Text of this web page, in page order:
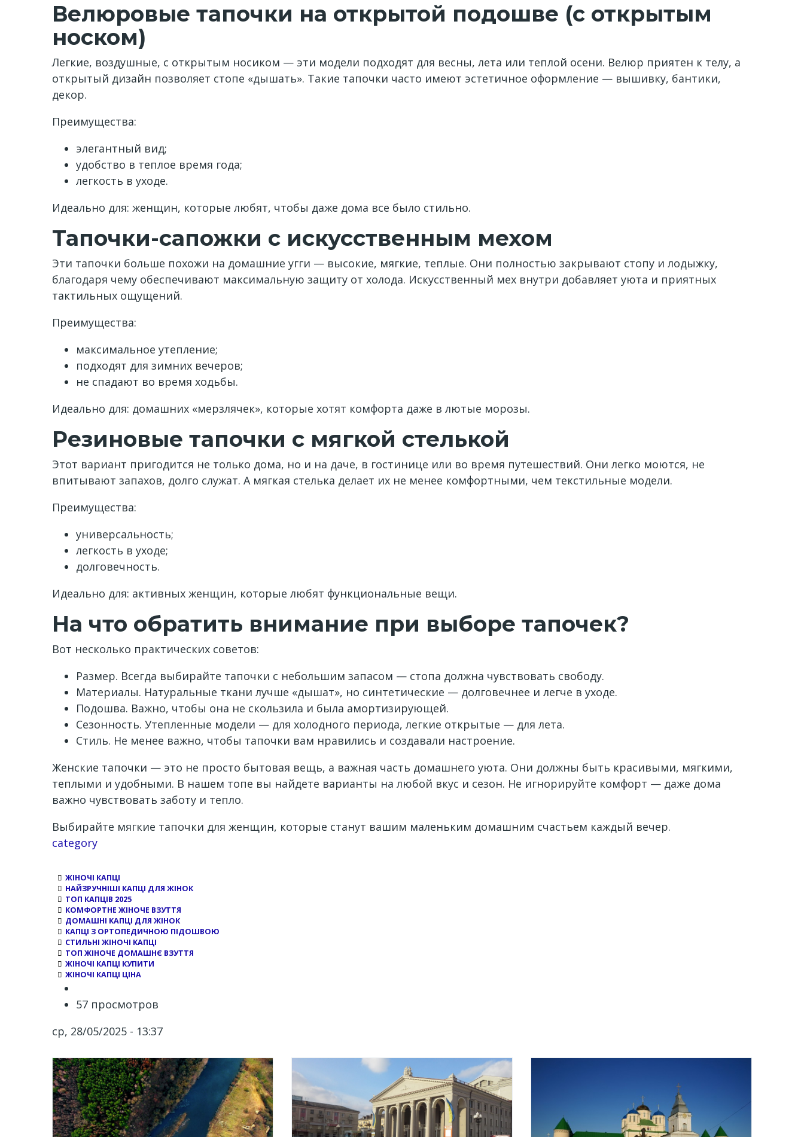
Велюровые тапочки на открытой подошве (с открытым
носком)
Легкие, воздушные, с открытым носиком — эти модели подходят для весны, лета или теплой осени. Велюр приятен к телу, а
открытый дизайн позволяет стопе «дышать». Такие тапочки часто имеют эстетичное оформление — вышивку, бантики,
декор.
Преимущества:
элегантный вид;
удобство в теплое время года;
легкость в уходе.
Идеально для: женщин, которые любят, чтобы даже дома все было стильно.
Тапочки-сапожки с искусственным мехом
Эти тапочки больше похожи на домашние угги — высокие, мягкие, теплые. Они полностью закрывают стопу и лодыжку,
благодаря чему обеспечивают максимальную защиту от холода. Искусственный мех внутри добавляет уюта и приятных
тактильных ощущений.
Преимущества:
максимальное утепление;
подходят для зимних вечеров;
не спадают во время ходьбы.
Идеально для: домашних «мерзлячек», которые хотят комфорта даже в лютые морозы.
Резиновые тапочки с мягкой стелькой
Этот вариант пригодится не только дома, но и на даче, в гостинице или во время путешествий. Они легко моются, не
впитывают запахов, долго служат. А мягкая стелька делает их не менее комфортными, чем текстильные модели.
Преимущества:
универсальность;
легкость в уходе;
долговечность.
Идеально для: активных женщин, которые любят функциональные вещи.
На что обратить внимание при выборе тапочек?
Вот несколько практических советов:
Размер. Всегда выбирайте тапочки с небольшим запасом — стопа должна чувствовать свободу.
Материалы. Натуральные ткани лучше «дышат», но синтетические — долговечнее и легче в уходе.
Подошва. Важно, чтобы она не скользила и была амортизирующей.
Сезонность. Утепленные модели — для холодного периода, легкие открытые — для лета.
Стиль. Не менее важно, чтобы тапочки вам нравились и создавали настроение.
Женские тапочки — это не просто бытовая вещь, а важная часть домашнего уюта. Они должны быть красивыми, мягкими,
теплыми и удобными. В нашем топе вы найдете варианты на любой вкус и сезон. Не игнорируйте комфорт — даже дома
важно чувствовать заботу и тепло.
Выбирайте мягкие тапочки для женщин, которые станут вашим маленьким домашним счастьем каждый вечер.
Channel
category
ЖІНОЧІ КАПЦІ
НАЙЗРУЧНІШІ КАПЦІ ДЛЯ ЖІНОК
ТОП КАПЦІВ 2025
КОМФОРТНЕ ЖІНОЧЕ ВЗУТТЯ
ДОМАШНІ КАПЦІ ДЛЯ ЖІНОК
КАПЦІ З ОРТОПЕДИЧНОЮ ПІДОШВОЮ
СТИЛЬНІ ЖІНОЧІ КАПЦІ
ТОП ЖІНОЧЕ ДОМАШНЄ ВЗУТТЯ
ЖІНОЧІ КАПЦІ КУПИТИ
ЖІНОЧІ КАПЦІ ЦІНА
57 просмотров
ср, 28/05/2025 - 13:37